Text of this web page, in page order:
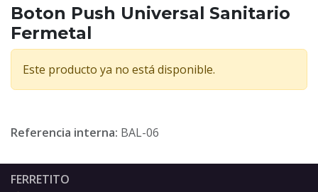
Boton Push Universal Sanitario
Fermetal
Este producto ya no está disponible.
Referencia interna: BAL-06
FERRETITO